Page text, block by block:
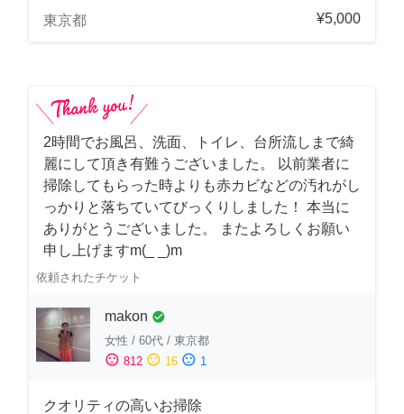
東京都
¥5,000
2時間でお風呂、洗面、トイレ、台所流しまで綺
麗にして頂き有難うございました。 以前業者に
掃除してもらった時よりも赤カビなどの汚れがし
っかりと落ちていてびっくりしました！ 本当に
ありがとうございました。 またよろしくお願い
申し上げますm(_ _)m
依頼されたチケット
makon check_circle
女性 / 60代 / 東京都
sentiment_satisfied 812 sentiment_neutral 16 sentiment_dissatisfied 1
クオリティの高いお掃除